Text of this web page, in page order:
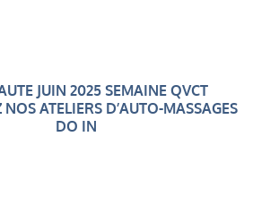
JUIN 2025 SEMAINE QVCT
NOS ATELIERS D’AUTO-MASSAGES
DO IN